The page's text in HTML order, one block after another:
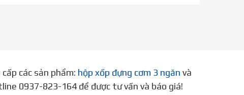
các sản phẩm: hộp xốp đựng cơm 3 ngăn và
0937-823-164 để được tư vấn và báo giá!